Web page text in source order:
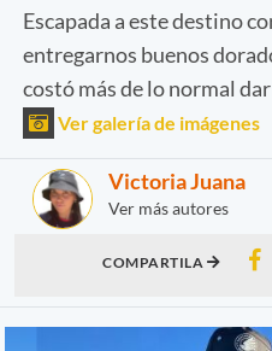
Escapada a este destino
entregarnos buenos
costó más de lo normal
Ver galería de imágenes
Victoria Juana
Ver más autores
COMPARTILA